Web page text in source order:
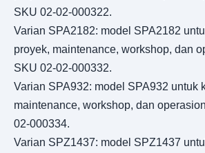
SKU 02-02-000322.
Varian SPA2182: model SPA2182
proyek, maintenance, workshop, dan
SKU 02-02-000332.
Varian SPA932: model SPA932 untuk
maintenance, workshop, dan
02-000334.
Varian SPZ1437: model SPZ1437